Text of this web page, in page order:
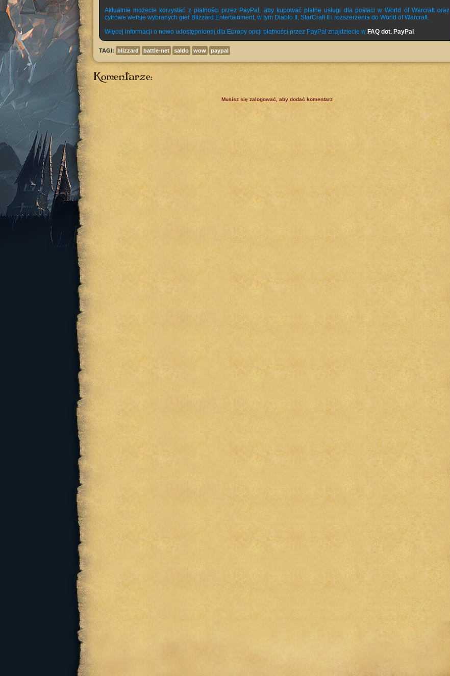
Aktualnie możecie korzystać z płatności przez PayPal, aby kupować płatne usługi dla postaci w World of Warcraft oraz
cyfrowe wersje wybranych gier Blizzard Entertainment, w tym Diablo II, StarCraft II i rozszerzenia do World of Warcraft.
Więcej informacji o nowo udostępnionej dla Europy opcji płatności przez PayPal znajdziecie w FAQ dot. PayPal .
TAGI: blizzard battle-net saldo wow paypal
Komentarze:
Musisz się zalogować, aby dodać komentarz